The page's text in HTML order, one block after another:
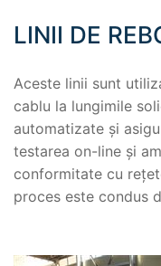
LINII DE
Aceste linii sunt
cablu la lungimile
automatizate şi
testarea on-line şi
conformitate cu
proces este condus